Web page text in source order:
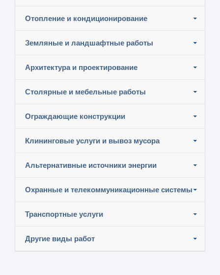
Отопление и кондиционирование
Земляные и ландшафтные работы
Архитектура и проектирование
Столярные и мебельные работы
Ограждающие конструкции
Клининговые услуги и вывоз мусора
Альтернативные источники энергии
Охранные и телекоммуникационные системы
Транспортные услуги
Другие виды работ